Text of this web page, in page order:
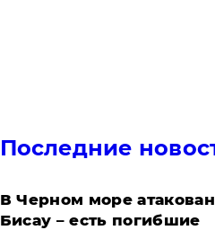
Последние
В Черном море
Бисау – есть погибшие